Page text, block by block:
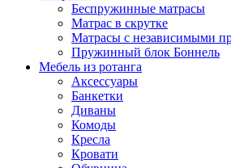
Беспружинные матрасы
Матрас в скрутке
Матрасы с независимыми
Пружинный блок Боннель
Мебель из ротанга
Аксессуары
Банкетки
Диваны
Комоды
Кресла
Кровати